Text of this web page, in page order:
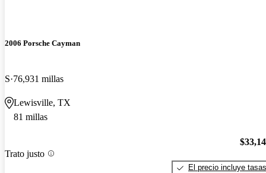
2006 Porsche Cayman
S 76,931 millas
Lewisville, TX
81 millas
Trato justo
El precio incluye tasas